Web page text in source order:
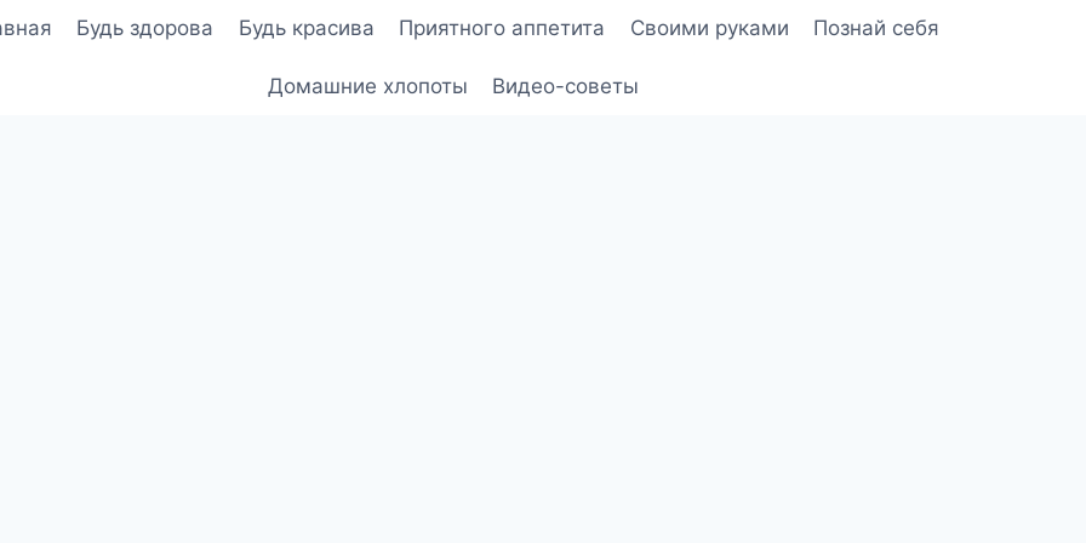
Будь здорова Будь красива Приятного аппетита Своими руками Познай себя
Домашние хлопоты Видео-советы